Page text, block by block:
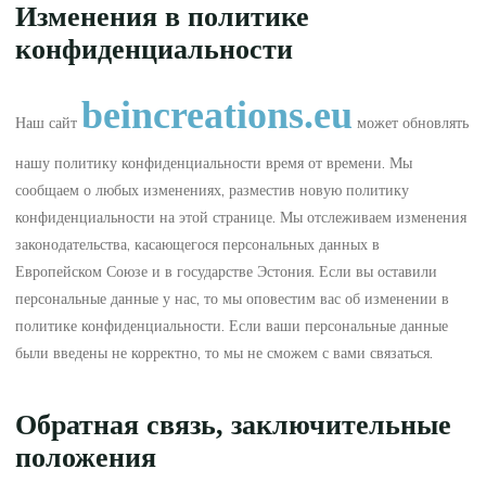
Изменения в политике
конфиденциальности
Наш сайт beincreations.eu может обновлять
нашу политику конфиденциальности время от времени. Мы
сообщаем о любых изменениях, разместив новую политику
конфиденциальности на этой странице. Мы отслеживаем изменения
законодательства, касающегося персональных данных в
Европейском Союзе и в государстве Эстония. Если вы оставили
персональные данные у нас, то мы оповестим вас об изменении в
политике конфиденциальности. Если ваши персональные данные
были введены не корректно, то мы не сможем с вами связаться.
Обратная связь, заключительные
положения